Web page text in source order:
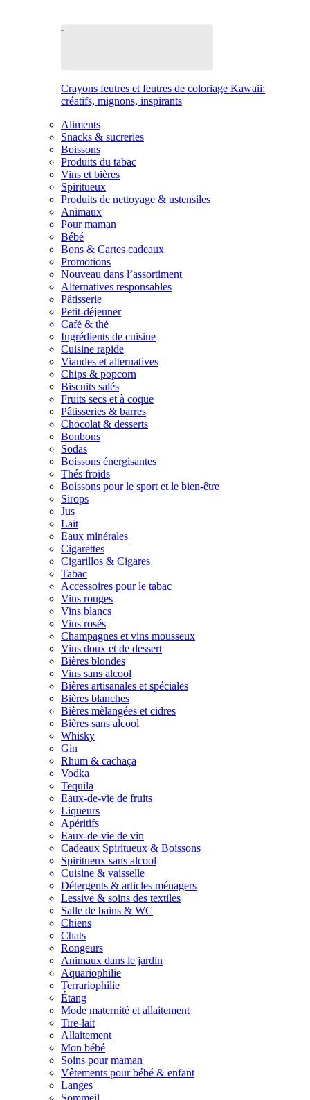
Crayons feutres et feutres de coloriage Kawaii:
créatifs, mignons, inspirants
Aliments
Snacks & sucreries
Boissons
Produits du tabac
Vins et bières
Spiritueux
Produits de nettoyage & ustensiles
Animaux
Pour maman
Bébé
Bons & Cartes cadeaux
Promotions
Nouveau dans l’assortiment
Alternatives responsables
Pâtisserie
Petit-déjeuner
Café & thé
Ingrédients de cuisine
Cuisine rapide
Viandes et alternatives
Chips & popcorn
Biscuits salés
Fruits secs et à coque
Pâtisseries & barres
Chocolat & desserts
Bonbons
Sodas
Boissons énergisantes
Thés froids
Boissons pour le sport et le bien-être
Sirops
Jus
Lait
Eaux minérales
Cigarettes
Cigarillos & Cigares
Tabac
Accessoires pour le tabac
Vins rouges
Vins blancs
Vins rosés
Champagnes et vins mousseux
Vins doux et de dessert
Bières blondes
Vins sans alcool
Bières artisanales et spéciales
Bières blanches
Bières mèlangées et cidres
Bières sans alcool
Whisky
Gin
Rhum & cachaça
Vodka
Tequila
Eaux-de-vie de fruits
Liqueurs
Apéritifs
Eaux-de-vie de vin
Cadeaux Spiritueux & Boissons
Spiritueux sans alcool
Cuisine & vaisselle
Détergents & articles ménagers
Lessive & soins des textiles
Salle de bains & WC
Chiens
Chats
Rongeurs
Animaux dans le jardin
Aquariophilie
Terrariophilie
Étang
Mode maternité et allaitement
Tire-lait
Allaitement
Mon bébé
Soins pour maman
Vêtements pour bébé & enfant
Langes
Sommeil